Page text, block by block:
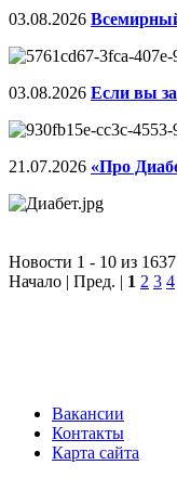
03.08.2026
03.08.2026 Если вы
21.07.2026 «Про
Новости 1 - 10 из 1637
Начало | Пред. | 1 2 3 4
Вакансии
Контакты
Карта сайта